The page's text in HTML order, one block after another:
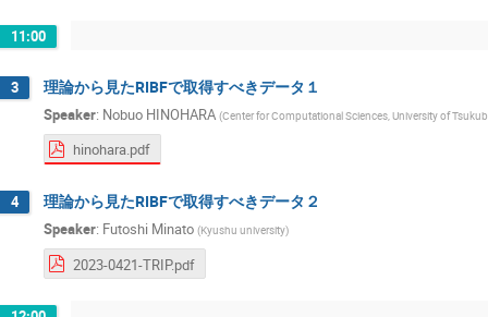
11:00
3 理論から見たRIBFで取得すべきデータ１
Speaker: Nobuo HINOHARA (Center for Computational Sciences, University of
hinohara.pdf
4 理論から見たRIBFで取得すべきデータ２
Speaker: Futoshi Minato (Kyushu university)
2023-0421-TRIP.pdf